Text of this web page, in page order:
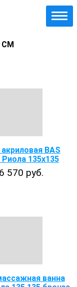
СМ
BAS
135х135
570 руб.
ванна